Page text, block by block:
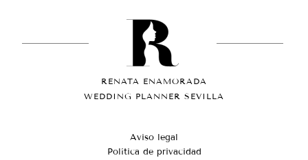
RENATA ENAMORADA
WEDDING PLANNER SEVILLA
Aviso legal
Política de privacidad